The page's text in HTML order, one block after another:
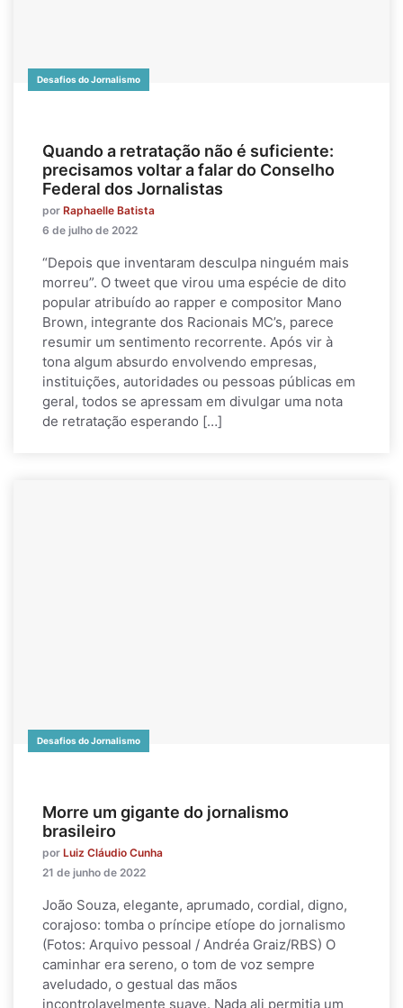
Desafios do Jornalismo
Quando a retratação não é suficiente:
precisamos voltar a falar do Conselho
Federal dos Jornalistas
por Raphaelle Batista
6 de julho de 2022
“Depois que inventaram desculpa ninguém mais
morreu”. O tweet que virou uma espécie de dito
popular atribuído ao rapper e compositor Mano
Brown, integrante dos Racionais MC’s, parece
resumir um sentimento recorrente. Após vir à
tona algum absurdo envolvendo empresas,
instituições, autoridades ou pessoas públicas em
geral, todos se apressam em divulgar uma nota
de retratação esperando […]
Desafios do Jornalismo
Morre um gigante do jornalismo
brasileiro
por Luiz Cláudio Cunha
21 de junho de 2022
João Souza, elegante, aprumado, cordial, digno,
corajoso: tomba o príncipe etíope do jornalismo
(Fotos: Arquivo pessoal / Andréa Graiz/RBS) O
caminhar era sereno, o tom de voz sempre
aveludado, o gestual das mãos
incontrolavelmente suave. Nada ali permitia um